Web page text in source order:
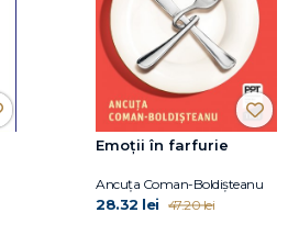
Emoții în farfurie
Ancuța Coman-Boldișteanu
28.32 lei 47.20 lei